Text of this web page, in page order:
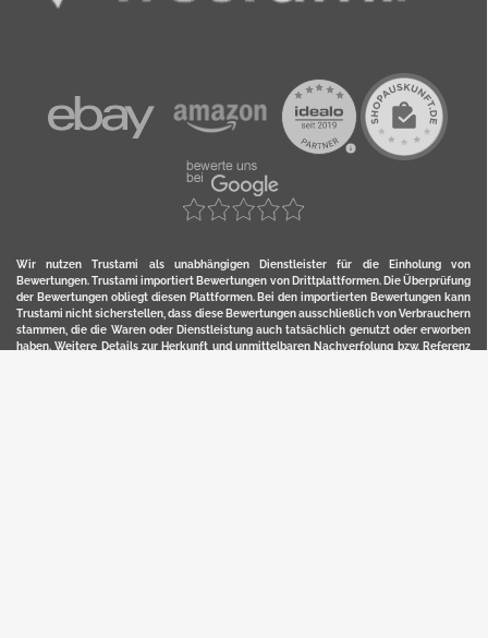
Wir nutzen Trustami als unabhängigen Dienstleister für die Einholung von
Bewertungen. Trustami importiert Bewertungen von Drittplattformen. Die Überprüfung
der Bewertungen obliegt diesen Plattformen. Bei den importierten Bewertungen kann
Trustami nicht sicherstellen, dass diese Bewertungen ausschließlich von Verbrauchern
stammen, die die Waren oder Dienstleistung auch tatsächlich genutzt oder erworben
haben. Weitere Details zur Herkunft und unmittelbaren Nachverfolung bzw. Referenz